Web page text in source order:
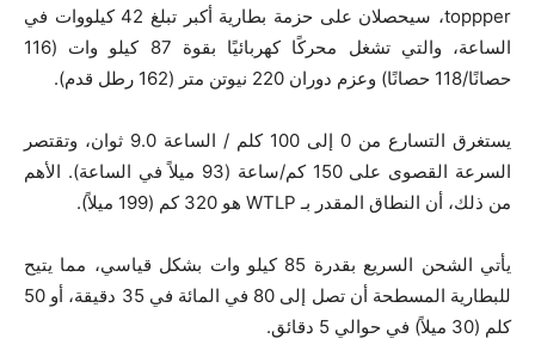
toppper، سيحصلان على حزمة بطارية أكبر تبلغ 42 كيلووات في
الساعة، والتي تشغل محركًا كهربائيًا بقوة 87 كيلو وات (116
حصانًا/118 حصانًا) وعزم دوران 220 نيوتن متر (162 رطل قدم).
يستغرق التسارع من 0 إلى 100 كلم / الساعة 9.0 ثوان، وتقتصر
السرعة القصوى على 150 كم/ساعة (93 ميلاً في الساعة). الأهم
من ذلك، أن النطاق المقدر بـ WTLP هو 320 كم (199 ميلاً).
يأتي الشحن السريع بقدرة 85 كيلو وات بشكل قياسي، مما يتيح
للبطارية المسطحة أن تصل إلى 80 في المائة في 35 دقيقة، أو 50
كلم (30 ميلاً) في حوالي 5 دقائق.